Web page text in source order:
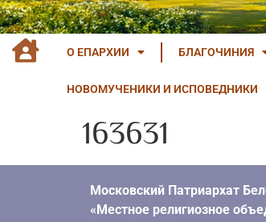
О ЕПАРХИИ БЛАГОЧИНИЯ
НОВОМУЧЕНИКИ И ИСПОВЕДНИКИ
163631
Московский Патриархат
«Местное религиозное